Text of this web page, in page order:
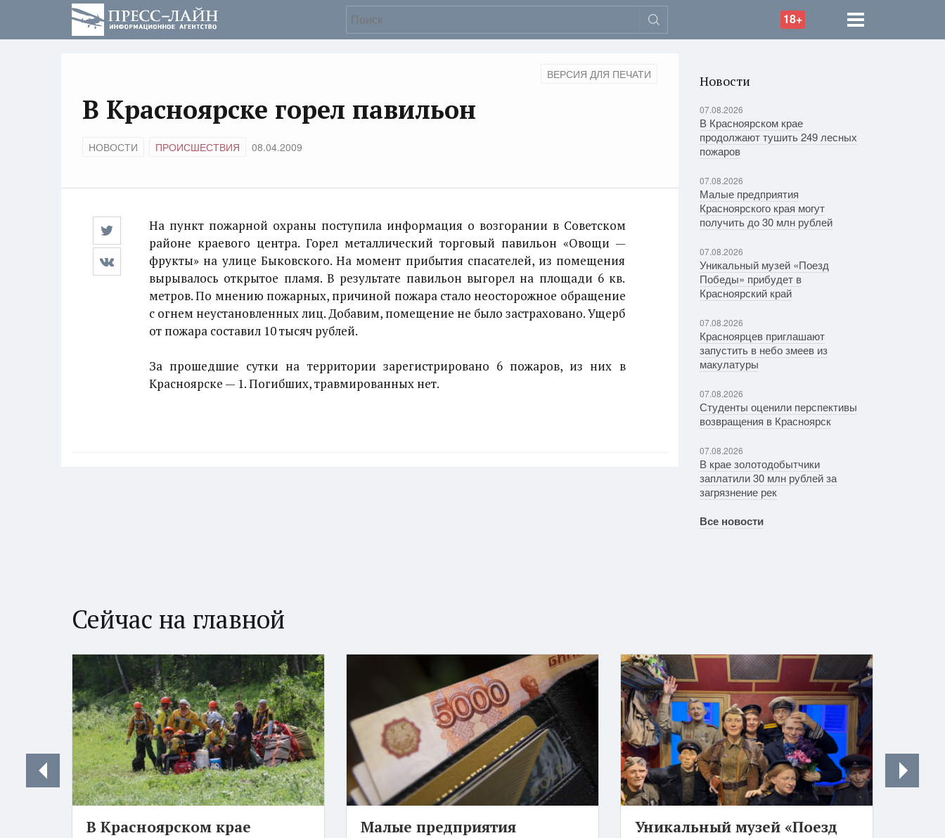
18+
ВЕРСИЯ ДЛЯ ПЕЧАТИ
В Красноярске горел павильон
НОВОСТИ ПРОИСШЕСТВИЯ 08.04.2009
На пункт пожарной охраны поступила информация о возгорании в Советском
районе краевого центра. Горел металлический торговый павильон «Овощи —
фрукты» на улице Быковского. На момент прибытия спасателей, из помещения
вырывалось открытое пламя. В результате павильон выгорел на площади 6 кв.
метров. По мнению пожарных, причиной пожара стало неосторожное обращение
с огнем неустановленных лиц. Добавим, помещение не было застраховано. Ущерб
от пожара составил 10 тысяч рублей.
За прошедшие сутки на территории зарегистрировано 6 пожаров, из них в
Красноярске — 1. Погибших, травмированных нет.
Новости
07.08.2026
В Красноярском крае
продолжают тушить 249 лесных
пожаров
07.08.2026
Малые предприятия
Красноярского края могут
получить до 30 млн рублей
07.08.2026
Уникальный музей «Поезд
Победы» прибудет в
Красноярский край
07.08.2026
Красноярцев приглашают
запустить в небо змеев из
макулатуры
07.08.2026
Студенты оценили перспективы
возвращения в Красноярск
07.08.2026
В крае золотодобытчики
заплатили 30 млн рублей за
загрязнение рек
Все новости
Сейчас на главной
В Красноярском крае
Малые предприятия
Уникальный музей «Поезд